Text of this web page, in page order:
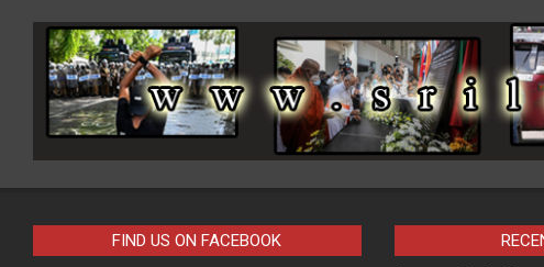
FIND US ON FACEBOOK